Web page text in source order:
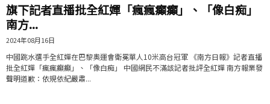
旗下記者直播批全紅嬋「瘋瘋癲癲」、「像白痴」
南方...
2024年08月16日
中國跳水選手全紅嬋在巴黎奧運會衛冕單人10米高台冠軍 《南方日報》記者直播
批全紅嬋「瘋瘋癲癲」、「像白痴」 中國網民不滿該記者批評全紅嬋 南方報業發
聲明道歉：依規依紀嚴肅...